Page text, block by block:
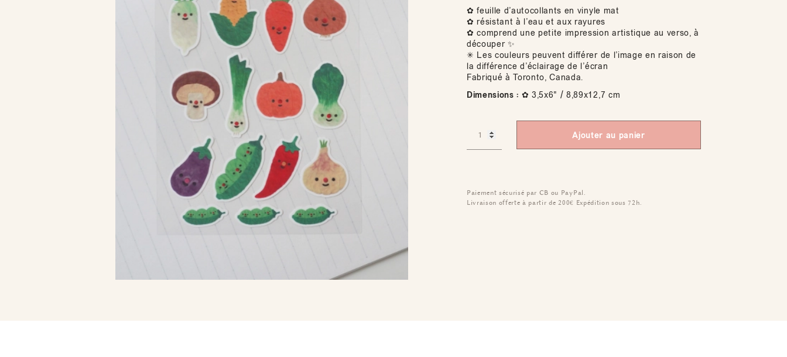
✿ feuille d’autocollants en vinyle mat
✿ résistant à l’eau et aux rayures
✿ comprend une petite impression artistique au verso, à
découper ✨
✳ Les couleurs peuvent différer de l’image en raison de
la différence d’éclairage de l’écran
Fabriqué à Toronto, Canada.
Dimensions : ✿ 3,5x6" / 8,89x12,7 cm
Ajouter au panier
Paiement sécurisé par CB ou PayPal.
Livraison offerte à partir de 200€ Expédition sous 72h.